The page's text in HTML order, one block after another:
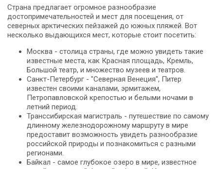
Страна предлагает огромное разнообразие
достопримечательностей и мест для посещения, от
северных арктических пейзажей до южных пляжей. Вот
несколько выдающихся мест, которые стоит посетить:
Москва - столица страны, где можно увидеть такие
известные места, как Красная площадь, Кремль,
Большой театр, и множество музеев и театров.
Санкт-Петербург - "Северная Венеция", Питер
известен своими каналами, эрмитажем,
Петропавловской крепостью и белыми ночами в
летний период.
Транссибирская магистраль - путешествие по самому
длинному железнодорожному маршруту в мире
предоставит возможность увидеть разнообразие
российской природы и познакомиться с разными
регионами.
Байкал - самое глубокое озеро в мире, известное